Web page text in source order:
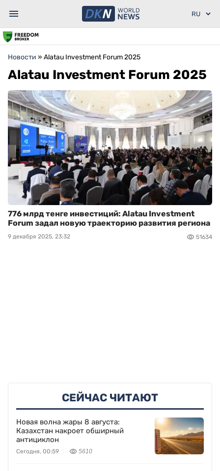
Новости » Alatau Investment Forum 2025
Alatau Investment Forum 2025
776 млрд тенге инвестиций: Alatau Investment
Forum задал новую траекторию развития региона
9 декабря 2025, 23:32 51634
СЕЙЧАС ЧИТАЮТ
Новая волна жары 8 августа:
Казахстан накроет обширный
антициклон
Сегодня, 00:59 5610